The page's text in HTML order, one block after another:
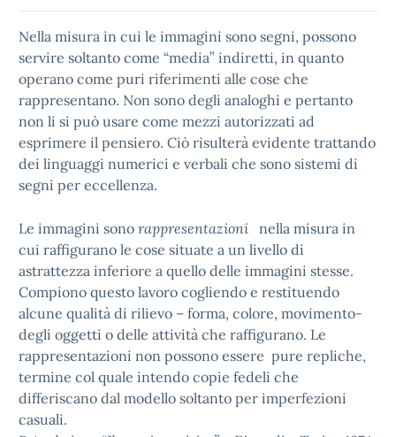
Nella misura in cui le immagini sono segni, possono
servire soltanto come “media” indiretti, in quanto
operano come puri riferimenti alle cose che
rappresentano. Non sono degli analoghi e pertanto
non li si può usare come mezzi autorizzati ad
esprimere il pensiero. Ciò risulterà evidente trattando
dei linguaggi numerici e verbali che sono sistemi di
segni per eccellenza.
Le immagini sono rappresentazioni nella misura in
cui raffigurano le cose situate a un livello di
astrattezza inferiore a quello delle immagini stesse.
Compiono questo lavoro cogliendo e restituendo
alcune qualità di rilievo – forma, colore, movimento-
degli oggetti o delle attività che raffigurano. Le
rappresentazioni non possono essere pure repliche,
termine col quale intendo copie fedeli che
differiscano dal modello soltanto per imperfezioni
casuali.